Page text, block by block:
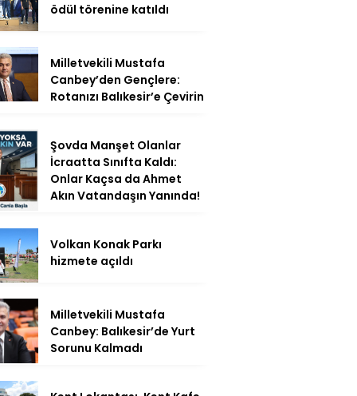
ödül törenine katıldı
Milletvekili Mustafa
Canbey’den Gençlere:
Rotanızı Balıkesir’e Çevirin
Şovda Manşet Olanlar
İcraatta Sınıfta Kaldı:
Onlar Kaçsa da Ahmet
Akın Vatandaşın Yanında!
Volkan Konak Parkı
hizmete açıldı
Milletvekili Mustafa
Canbey: Balıkesir’de Yurt
Sorunu Kalmadı